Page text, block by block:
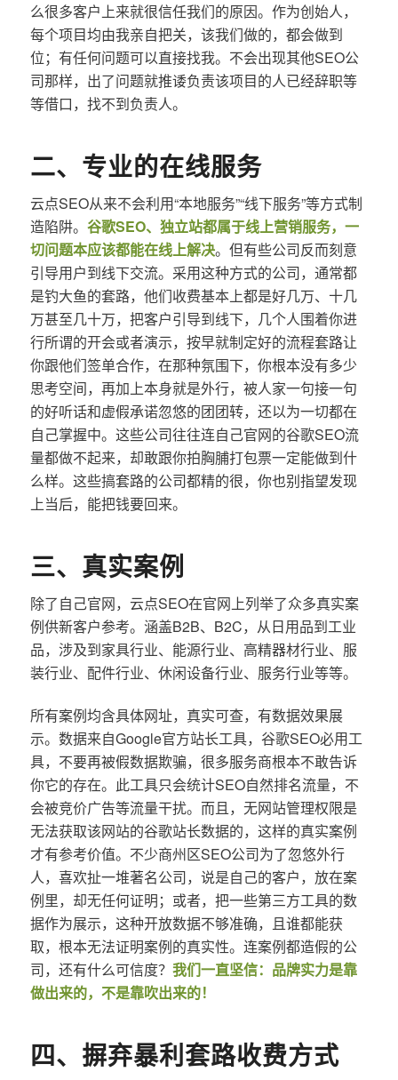
么很多客户上来就很信任我们的原因。作为创始人，
每个项目均由我亲自把关，该我们做的，都会做到
位；有任何问题可以直接找我。不会出现其他SEO公
司那样，出了问题就推诿负责该项目的人已经辞职等
等借口，找不到负责人。
二、专业的在线服务
云点SEO从来不会利用“本地服务”“线下服务”等方式制
造陷阱。 谷歌SEO、独立站都属于线上营销服务，一
切问题本应该都能在线上解决。但有些公司反而刻意
引导用户到线下交流。采用这种方式的公司，通常都
是钓大鱼的套路，他们收费基本上都是好几万、十几
万甚至几十万，把客户引导到线下，几个人围着你进
行所谓的开会或者演示，按早就制定好的流程套路让
你跟他们签单合作，在那种氛围下，你根本没有多少
思考空间，再加上本身就是外行，被人家一句接一句
的好听话和虚假承诺忽悠的团团转，还以为一切都在
自己掌握中。这些公司往往连自己官网的谷歌SEO流
量都做不起来，却敢跟你拍胸脯打包票一定能做到什
么样。这些搞套路的公司都精的很，你也别指望发现
上当后，能把钱要回来。
三、真实案例
除了自己官网，云点SEO在官网上列举了众多真实案
例供新客户参考。涵盖B2B、B2C，从日用品到工业
品，涉及到家具行业、能源行业、高精器材行业、服
装行业、配件行业、休闲设备行业、服务行业等等。
所有案例均含具体网址，真实可查，有数据效果展
示。数据来自Google官方站长工具，谷歌SEO必用工
具，不要再被假数据欺骗，很多服务商根本不敢告诉
你它的存在。此工具只会统计SEO自然排名流量，不
会被竞价广告等流量干扰。而且，无网站管理权限是
无法获取该网站的谷歌站长数据的，这样的真实案例
才有参考价值。不少商州区SEO公司为了忽悠外行
人，喜欢扯一堆著名公司，说是自己的客户，放在案
例里，却无任何证明；或者，把一些第三方工具的数
据作为展示，这种开放数据不够准确，且谁都能获
取，根本无法证明案例的真实性。连案例都造假的公
司，还有什么可信度？ 我们一直坚信：品牌实力是靠
做出来的，不是靠吹出来的！
四、摒弃暴利套路收费方式